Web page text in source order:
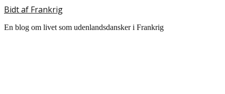
Bidt af Frankrig
En blog om livet som udenlandsdansker i Frankrig